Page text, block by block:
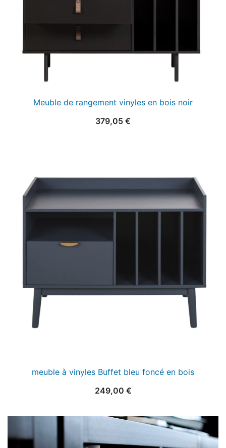
Meuble de rangement vinyles en bois noir
379,05 €
meuble à vinyles Buffet bleu foncé en bois
249,00 €